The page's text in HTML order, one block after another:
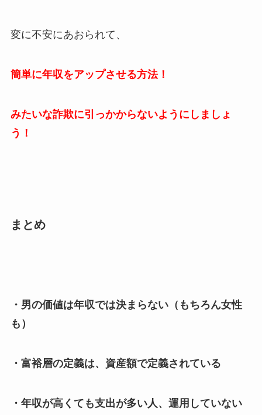
変に不安にあおられて、
簡単に年収をアップさせる方法！
みたいな詐欺に引っかからないようにしましょ
う！
まとめ
・男の価値は年収では決まらない（もちろん女性
も）
・富裕層の定義は、資産額で定義されている
・年収が高くても支出が多い人、運用していない